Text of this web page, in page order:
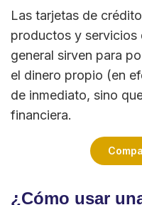
Las tarjetas de
productos y servicios
general sirven para
el dinero propio (en
de inmediato, sino
financiera.
¿Cómo usar